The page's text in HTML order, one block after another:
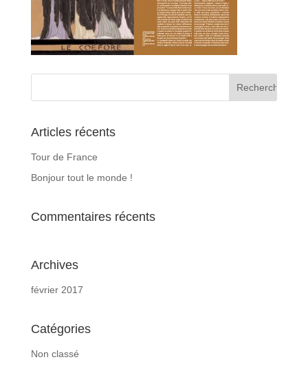
Articles récents
Tour de France
Bonjour tout le monde !
Commentaires récents
Archives
février 2017
Catégories
Non classé